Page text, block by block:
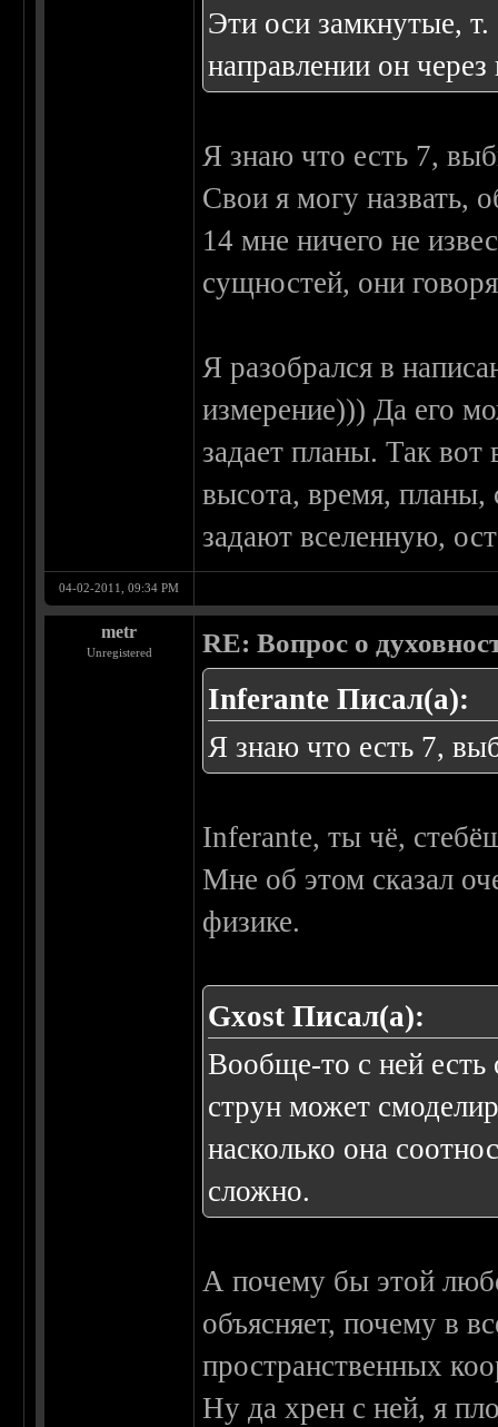
Эти оси замкнутые,
направлении он
Я знаю что есть 7,
Свои я могу назвать,
14 мне ничего не
сущностей, они
Я разобрался в
измерение))) Да его
задает планы. Так
высота, время,
задают вселенную,
04-02-2011, 09:34 PM
metr
Unregistered RE: Вопрос о
Inferante Писал(а):
Я знаю что есть 7,
Inferante, ты чё,
Мне об этом сказал
физике.
Gxost Писал(а):
Вообще-то с ней есть
струн может
насколько она
сложно.
А почему бы этой
объясняет, почему в
пространственных
Ну да хрен с ней, я